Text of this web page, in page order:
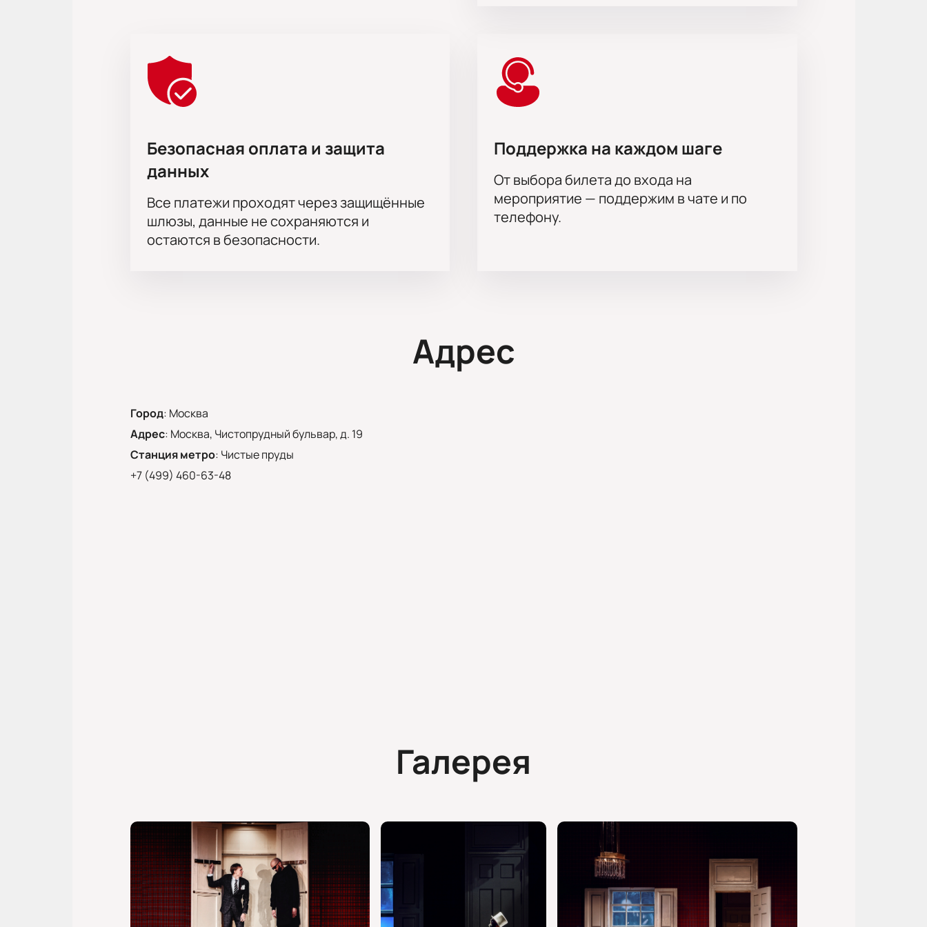
поможет подобрать варианты размещения гостей.
Обратите внимание, возможна смена актёрского состава.
Режиссёр:Владимир Машков
Владислав Наумов, Александр Фисенко, Милана Бру, Арина Долгих, Александр Лимин, Игорь Петров, Алексей Князев, Павел
Шевандо
Безопасная оплата и защита
данных
Все платежи проходят через защищённые
шлюзы, данные не сохраняются и
остаются в безопасности.
Поддержка на каждом шаге
От выбора билета до входа на
мероприятие — поддержим в чате и по
телефону.
Адрес
Город: Москва
Адрес: Москва, Чистопрудный бульвар, д. 19
Станция метро: Чистые пруды
+7 (499) 460-63-48
Галерея